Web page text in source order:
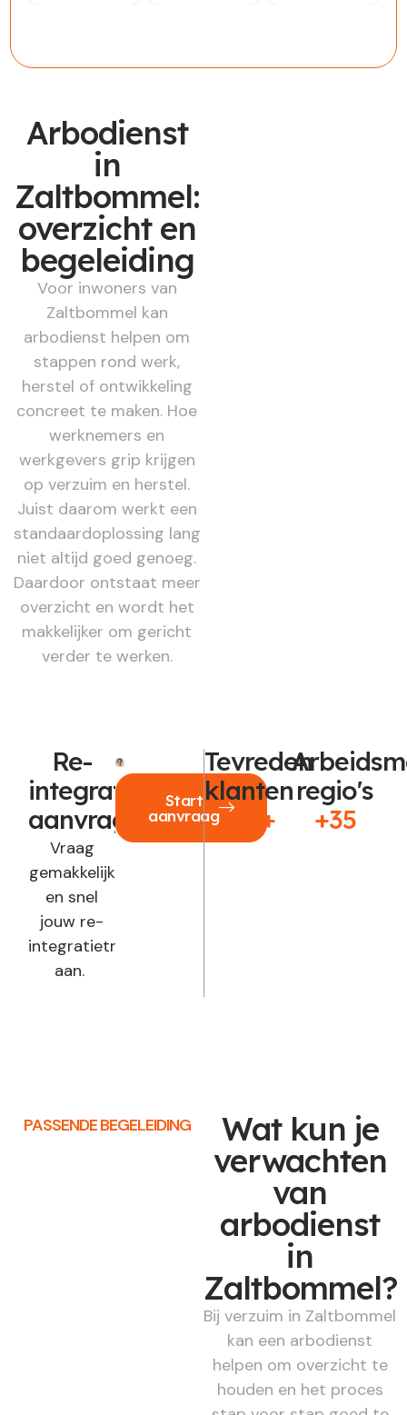
Arbodienst
in
Zaltbommel:
overzicht en
begeleiding
Voor inwoners van
Zaltbommel kan
arbodienst helpen om
stappen rond werk,
herstel of ontwikkeling
concreet te maken. Hoe
werknemers en
werkgevers grip krijgen
op verzuim en herstel.
Juist daarom werkt een
standaardoplossing lang
niet altijd goed genoeg.
Daardoor ontstaat meer
overzicht en wordt het
makkelijker om gericht
verder te werken.
Re-
integratie
aanvragen?
Vraag
gemakkelijk
en snel
jouw re-
integratietraject
aan.
Start
aanvraag
Tevreden
klanten
250+
regio's
+35
PASSENDE BEGELEIDING Wat kun je
verwachten
van
arbodienst
in
Zaltbommel?
Bij verzuim in Zaltbommel
kan een arbodienst
helpen om overzicht te
houden en het proces